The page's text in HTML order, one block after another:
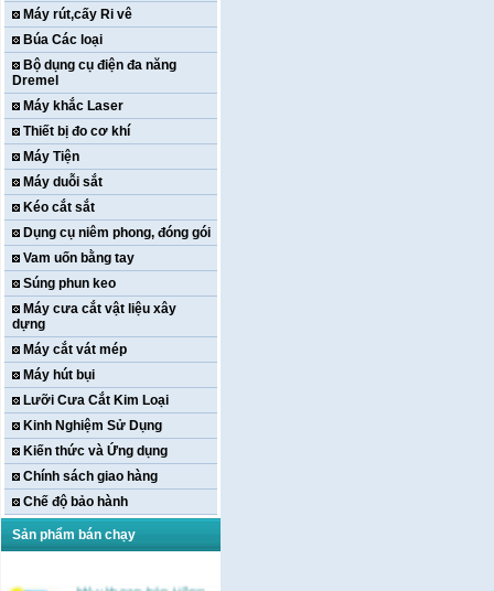
Máy rút,cấy Ri vê
Búa Các loại
Bộ dụng cụ điện đa năng
Dremel
Máy khắc Laser
Thiết bị đo cơ khí
Máy Tiện
Máy duỗi sắt
Kéo cắt sắt
Dụng cụ niêm phong, đóng gói
Vam uốn bằng tay
Súng phun keo
Máy cưa cắt vật liệu xây
dựng
Máy cắt vát mép
Máy hút bụi
Lưỡi Cưa Cắt Kim Loại
Kinh Nghiệm Sử Dụng
Kiến thức và Ứng dụng
Chính sách giao hàng
Chế độ bảo hành
Sản phẩm bán chạy
Máy khoan bàn Hồng